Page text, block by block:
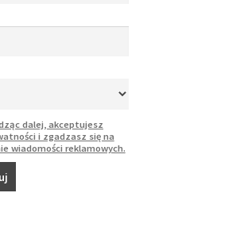
dalej, akceptujesz
i zgadzasz się na
wiadomości reklamowych.